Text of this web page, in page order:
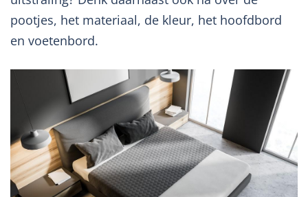
pootjes, het materiaal, de kleur, het hoofdbord
en voetenbord.